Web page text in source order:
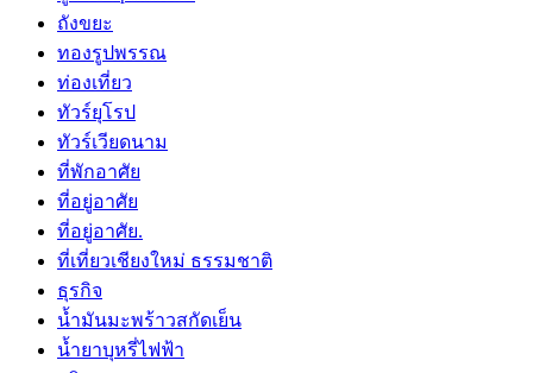
ถังขยะ
ทองรูปพรรณ
ท่องเที่ยว
ทัวร์ยุโรป
ทัวร์เวียดนาม
ที่พักอาศัย
ที่อยู่อาศัย
ที่อยู่อาศัย.
ที่เที่ยวเชียงใหม่ ธรรมชาติ
ธุรกิจ
น้ำมันมะพร้าวสกัดเย็น
น้ำยาบุหรี่ไฟฟ้า